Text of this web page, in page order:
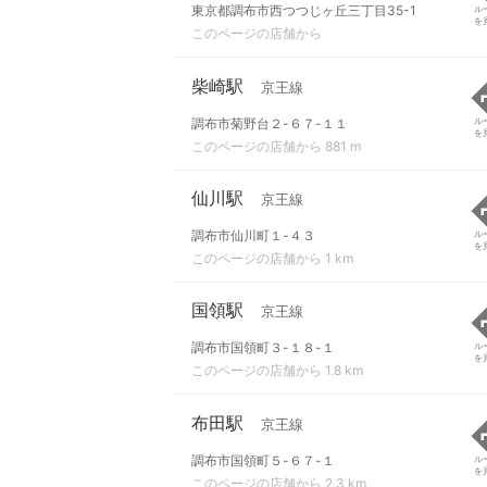
東京都調布市西つつじヶ丘三丁目35-1
このページの店舗から
ル
を
柴崎駅 京王線
調布市菊野台２-６７-１１
このページの店舗から 881 m
ル
を
仙川駅 京王線
調布市仙川町１-４３
このページの店舗から 1 km
ル
を
国領駅 京王線
調布市国領町３-１８-１
このページの店舗から 1.8 km
ル
を
布田駅 京王線
調布市国領町５-６７-１
このページの店舗から 2.3 km
ル
を